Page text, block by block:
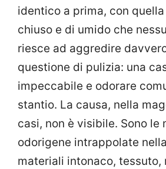
identico a prima, con
chiuso e di umido che
riesce ad aggredire
questione di pulizia: una
impeccabile e odorare
stantio. La causa, nella
casi, non è visibile. Sono le
odorigene intrappolate
materiali intonaco, tessuto,